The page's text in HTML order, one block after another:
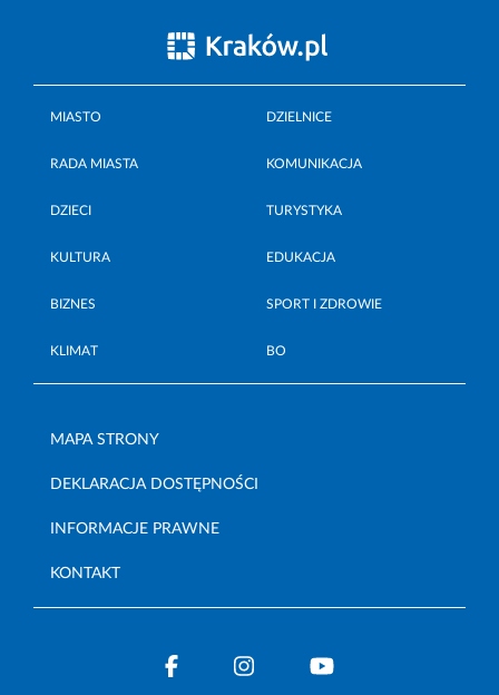
MIASTO DZIELNICE
RADA MIASTA KOMUNIKACJA
DZIECI TURYSTYKA
KULTURA EDUKACJA
BIZNES SPORT I ZDROWIE
KLIMAT BO
MAPA STRONY
DEKLARACJA DOSTĘPNOŚCI
INFORMACJE PRAWNE
KONTAKT